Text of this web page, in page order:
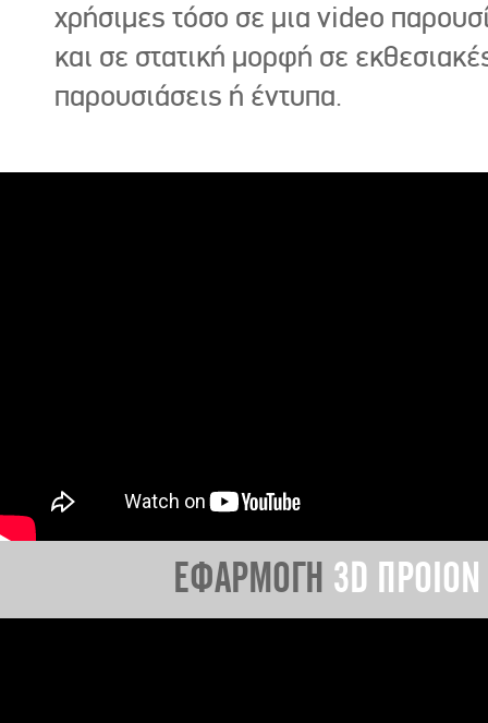
χρήσιμες τόσο σε μια video
και σε στατική μορφή σε
παρουσιάσεις ή έντυπα.
ΕΦΑΡΜΟΓΗ 3D ΠΡΟΙΟΝ